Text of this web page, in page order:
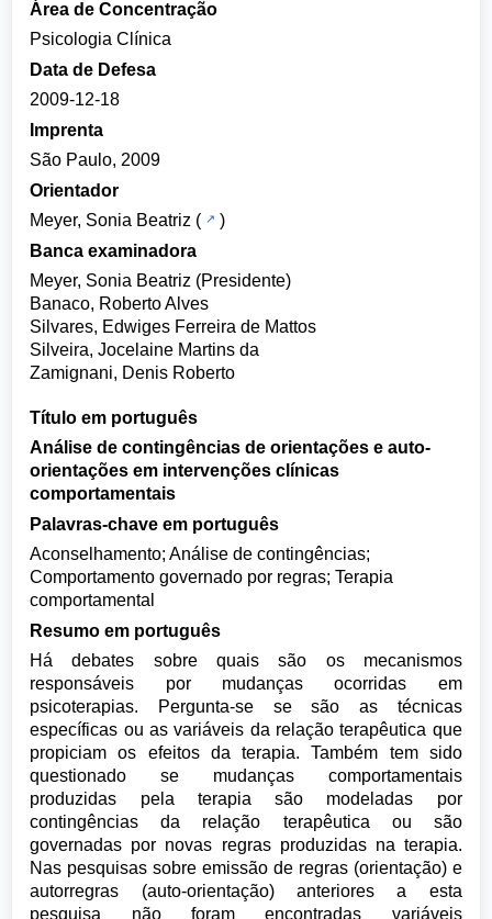
Área de Concentração
Psicologia Clínica
Data de Defesa
2009-12-18
Imprenta
São Paulo, 2009
Orientador
Meyer, Sonia Beatriz (
)
Banca examinadora
Meyer, Sonia Beatriz (Presidente)
Banaco, Roberto Alves
Silvares, Edwiges Ferreira de Mattos
Silveira, Jocelaine Martins da
Zamignani, Denis Roberto
Título em português
Análise de contingências de orientações e auto-
orientações em intervenções clínicas
comportamentais
Palavras-chave em português
Aconselhamento; Análise de contingências;
Comportamento governado por regras; Terapia
comportamental
Resumo em português
Há debates sobre quais são os mecanismos
responsáveis por mudanças ocorridas em
psicoterapias. Pergunta-se se são as técnicas
específicas ou as variáveis da relação terapêutica que
propiciam os efeitos da terapia. Também tem sido
questionado se mudanças comportamentais
produzidas pela terapia são modeladas por
contingências da relação terapêutica ou são
governadas por novas regras produzidas na terapia.
Nas pesquisas sobre emissão de regras (orientação) e
autorregras (auto-orientação) anteriores a esta
pesquisa não foram encontradas variáveis